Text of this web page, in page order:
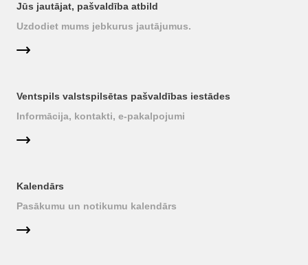
Jūs jautājat, pašvaldība atbild
Uzdodiet mums jebkurus jautājumus.
Ventspils valstspilsētas pašvaldības iestādes
Informācija, kontakti, e-pakalpojumi
Kalendārs
Pasākumu un notikumu kalendārs